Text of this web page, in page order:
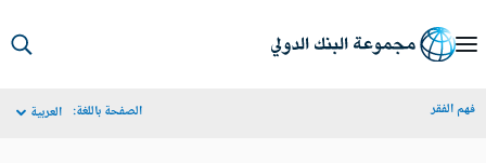
الفقر الصفحة باللغة: العربية